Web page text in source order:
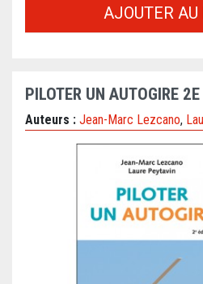
AJOUTER
PILOTER UN AUTOGIRE
Auteurs : Jean-Marc Lezcano,